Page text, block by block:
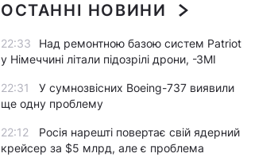
ОСТАННІ НОВИНИ
22:33
Над ремонтною базою систем Patriot
у Німеччині літали підозрілі дрони, -ЗМІ
22:31
У сумнозвісних Boeing-737 виявили
ще одну проблему
22:12
Росія нарешті повертає свій ядерний
крейсер за $5 млрд, але є проблема